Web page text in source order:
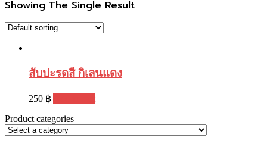
Showing The Single Result
สับปะรดสี กิเลนแดง
250 ฿
Product categories